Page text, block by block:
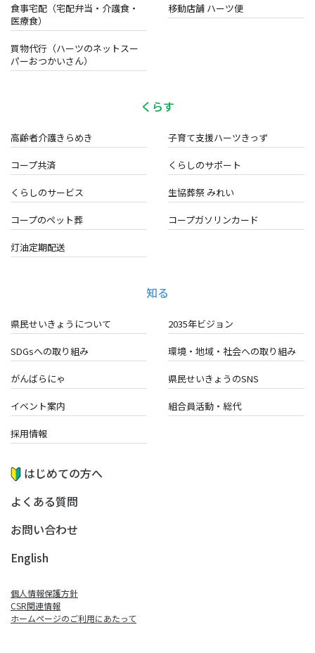
食事宅配（宅配弁当・介護食・
医療食）
移動店舗 ハーツ便
買物代行（ハーツのネットスー
パーおつかいさん）
くらす
高齢者介護きらめき 子育て支援ハーツきっず
コープ共済 くらしのサポート
くらしのサービス 生協葬祭 みれい
コープのペット葬 コープガソリンカード
灯油定期配送
知る
県民せいきょうについて 2035年ビジョン
SDGsへの取り組み 環境・地域・ 社会への取り組み
がんばらにゃ 県民せいきょうのSNS
イベント案内 組合員活動・総代
採用情報
はじめての方へ
よくある質問
お問い合わせ
English
個人情報保護方針
CSR関連情報
ホームページのご利⽤にあたって